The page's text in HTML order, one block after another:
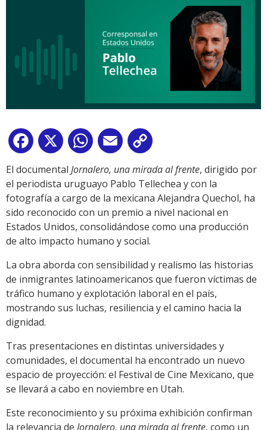
Facebook
X WhatsApp
Email
Link
El documental Jornalero, una mirada al frente, dirigido por
el periodista uruguayo Pablo Tellechea y con la
fotografía a cargo de la mexicana Alejandra Quechol, ha
sido reconocido con un premio a nivel nacional en
Estados Unidos, consolidándose como una producción
de alto impacto humano y social.
La obra aborda con sensibilidad y realismo las historias
de inmigrantes latinoamericanos que fueron víctimas de
tráfico humano y explotación laboral en el país,
mostrando sus luchas, resiliencia y el camino hacia la
dignidad.
Tras presentaciones en distintas universidades y
comunidades, el documental ha encontrado un nuevo
espacio de proyección: el Festival de Cine Mexicano, que
se llevará a cabo en noviembre en Utah.
Este reconocimiento y su próxima exhibición confirman
la relevancia de Jornalero, una mirada al frente, como un